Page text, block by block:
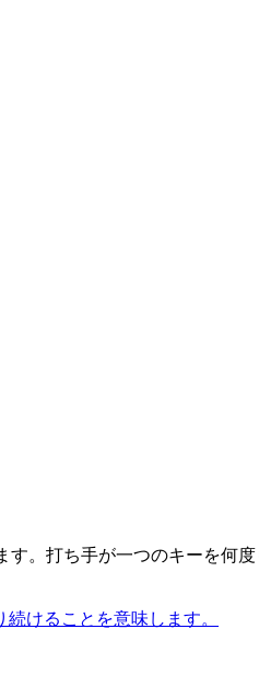
。打ち手が一つのキーを何
けることを意味します。